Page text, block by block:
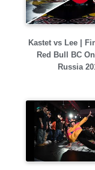
Kastet vs Lee |
Red Bull BC
Russia